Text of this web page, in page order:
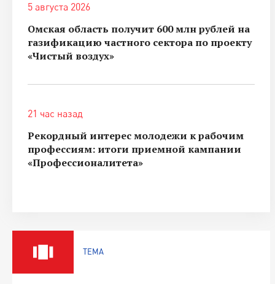
5 августа 2026
Омская область получит 600 млн рублей на
газификацию частного сектора по проекту
«Чистый воздух»
21 час назад
Рекордный интерес молодежи к рабочим
профессиям: итоги приемной кампании
«Профессионалитета»
ТЕМА